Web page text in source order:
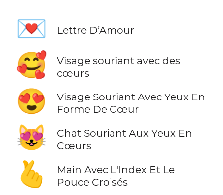
💌 Lettre D’Amour
🥰
Visage souriant avec des
cœurs
😍
Visage Souriant Avec Yeux En
Forme De Cœur
😻
Chat Souriant Aux Yeux En
Cœurs
🫰
Main Avec L'Index Et Le
Pouce Croisés